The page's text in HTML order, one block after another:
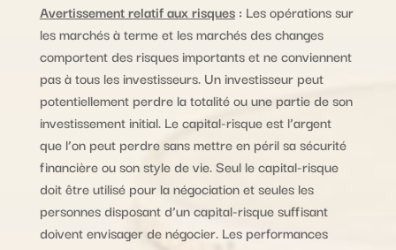
Avertissement relatif aux risques: Les opérations sur
les marchés à terme et les marchés des changes
comportent des risques importants et ne conviennent
pas à tous les investisseurs. Un investisseur peut
potentiellement perdre la totalité ou une partie de son
investissement initial. Le capital-risque est l’argent
que l’on peut perdre sans mettre en péril sa sécurité
financière ou son style de vie. Seul le capital-risque
doit être utilisé pour la négociation et seules les
personnes disposant d’un capital-risque suffisant
doivent envisager de négocier. Les performances